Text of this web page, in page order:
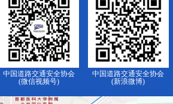
中国道路交通安全协会
(微信视频号)
中国道路交通安全协会
(新浪微博)